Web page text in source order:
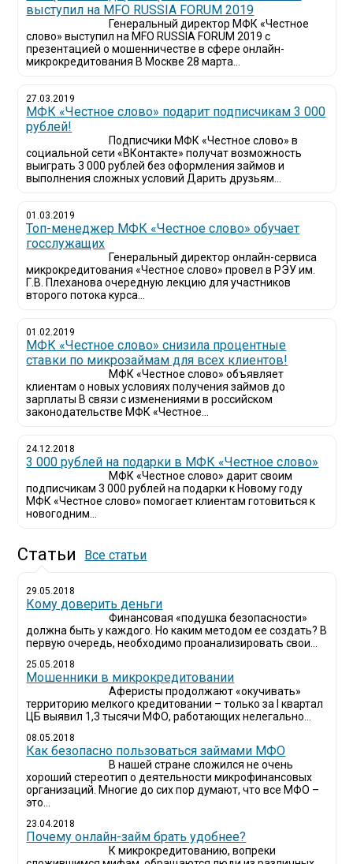
выступил на MFO RUSSIA FORUM 2019
Генеральный директор МФК «Честное
слово» выступил на MFO RUSSIA FORUM 2019 с
презентацией о мошенничестве в сфере онлайн-
микрокредитования В Москве 28 марта...
27.03.2019
МФК «Честное слово» подарит подписчикам 3 000
рублей!
Подписчики МФК «Честное слово» в
социальной сети «ВКонтакте» получат возможность
выиграть 3 000 рублей без оформления займов и
выполнения сложных условий Дарить друзьям...
01.03.2019
Топ-менеджер МФК «Честное слово» обучает
госслужащих
Генеральный директор онлайн-сервиса
микрокредитования «Честное слово» провел в РЭУ им.
Г.В. Плеханова очередную лекцию для участников
второго потока курса...
01.02.2019
МФК «Честное слово» снизила процентные
ставки по микрозаймам для всех клиентов!
МФК «Честное слово» объявляет
клиентам о новых условиях получения займов до
зарплаты В связи с изменениями в российском
законодательстве МФК «Честное...
24.12.2018
3 000 рублей на подарки в МФК «Честное слово»
МФК «Честное слово» дарит своим
подписчикам 3 000 рублей на подарки к Новому году
МФК «Честное слово» помогает клиентам готовиться к
новогодним...
Статьи Все статьи
29.05.2018
Кому доверить деньги
Финансовая «подушка безопасности»
должна быть у каждого. Но каким методом ее создать? В
первую очередь, необходимо проанализировать свои...
25.05.2018
Мошенники в микрокредитовании
Аферисты продолжают «окучивать»
территорию мелкого кредитовании – только за I квартал
ЦБ выявил 1,3 тысячи МФО, работающих нелегально...
08.05.2018
Как безопасно пользоваться займами МФО
В нашей стране сложился не очень
хороший стереотип о деятельности микрофинансовых
организаций. Многие до сих пор думают, что все МФО –
это...
23.04.2018
Почему онлайн-займ брать удобнее?
К микрокредитованию, вопреки